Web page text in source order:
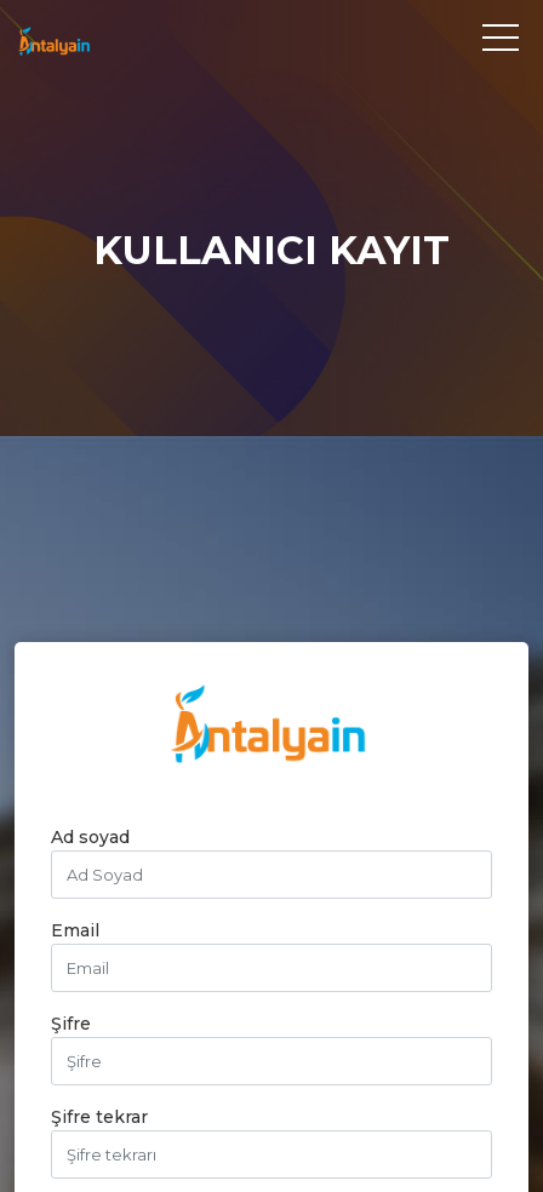
KULLANICI KAYIT
Ad soyad
Email
Şifre
Şifre tekrar